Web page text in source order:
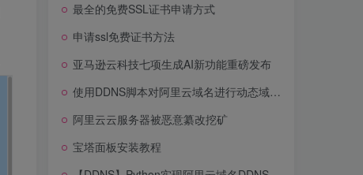
最全的免费SSL证书申请方式
申请ssl免费证书方法
亚马逊云科技七项生成AI新功能重磅发布
使用DDNS脚本对阿里云域名进行动态域名解析
阿里云云服务器被恶意纂改挖矿
宝塔面板安装教程